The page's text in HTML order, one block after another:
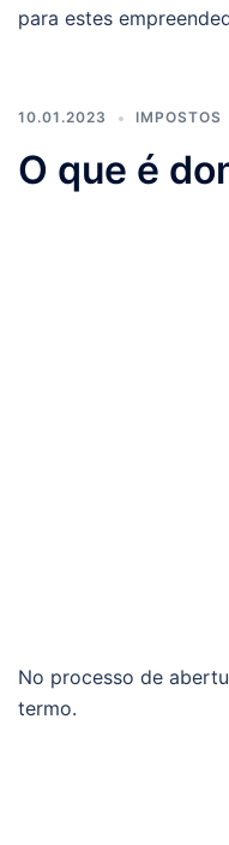
para estes
10.01.2023 IMPOSTOS
O que é
No processo de
termo.